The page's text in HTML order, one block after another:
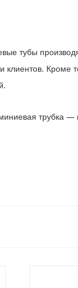
тубы
клиентов. Кроме
трубка